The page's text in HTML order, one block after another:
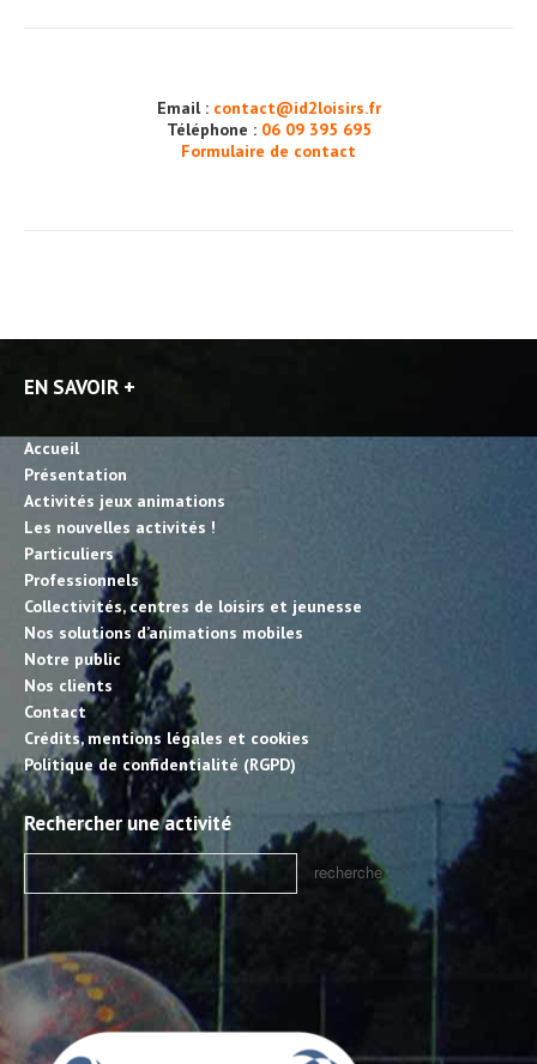
Email : contact@id2loisirs.fr
Téléphone : 06 09 395 695
Formulaire de contact
EN SAVOIR +
Accueil
Présentation
Activités jeux animations
Les nouvelles activités !
Particuliers
Professionnels
Collectivités, centres de loisirs et jeunesse
Nos solutions d’animations mobiles
Notre public
Nos clients
Contact
Crédits, mentions légales et cookies
Politique de confidentialité (RGPD)
Rechercher une activité